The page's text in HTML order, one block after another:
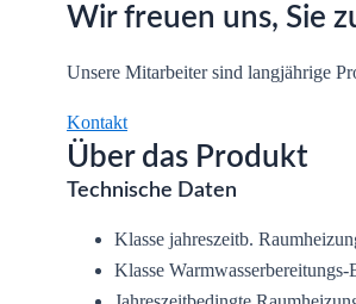
Wir freuen uns, Sie
Unsere Mitarbeiter sind langjährige
Kontakt
Über das Produkt
Technische Daten
Klasse jahreszeitb.
Klasse